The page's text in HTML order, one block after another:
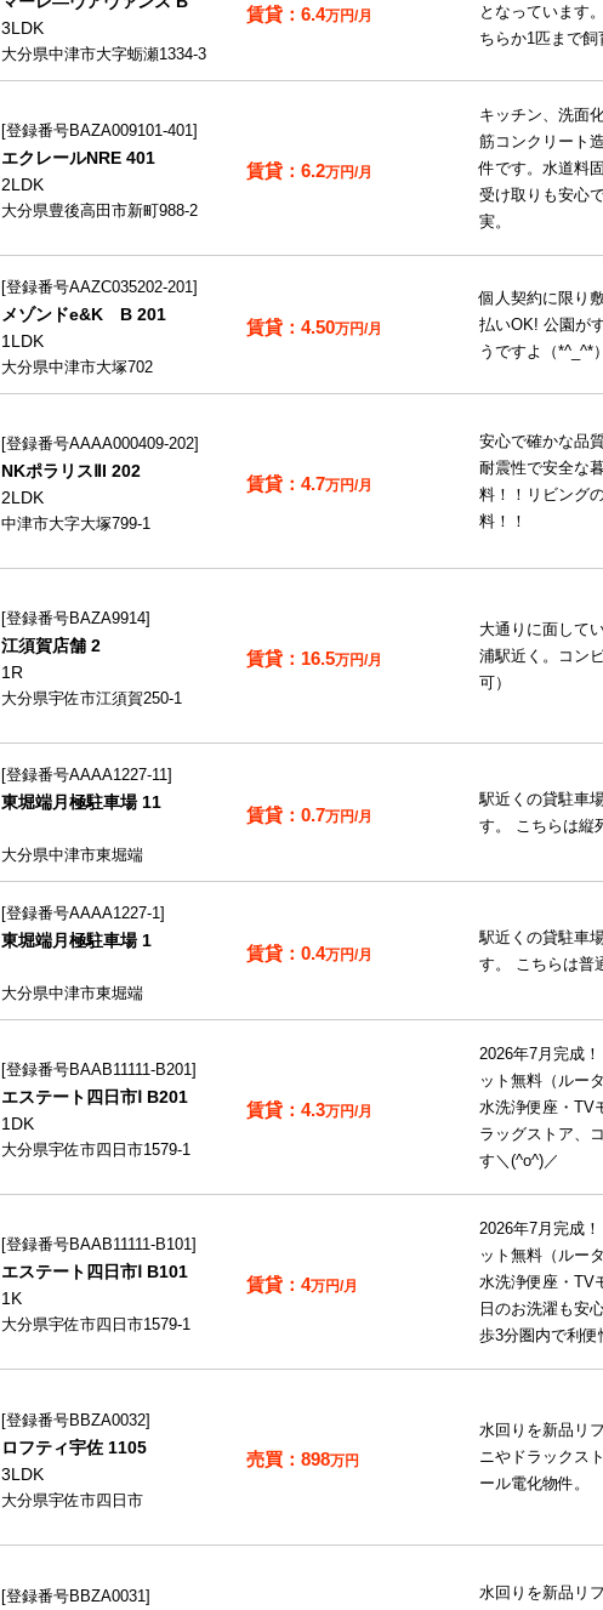
3LDK
大分県中津市大字蛎瀬1334-3
6.4万円/月
となっています
ちらか1匹まで
登録番号BAZA009101-401
エクレールNRE 401
2LDK
大分県豊後高田市新町988-2
6.2万円/月
キッチン、洗面
筋コンクリート
件です。水道料
受け取りも安心
実。
登録番号AAZC035202-201
メゾンドe&K B 201
1LDK
大分県中津市大塚702
4.50万円/月
個人契約に限り
払いOK! 公園が
うですよ（*^_^*
登録番号AAAA000409-202
NKポラリスⅡI 202
2LDK
中津市大字大塚799-1
4.7万円/月
安心で確かな品
耐震性で安全な
料！！リビング
料！！
登録番号BAZA9914
江須賀店舗 2
1R
大分県宇佐市江須賀250-1
16.5万円/月
大通りに面して
浦駅近く。コン
可）
登録番号AAAA1227-11
東堀端月極駐車場 11
大分県中津市東堀端
0.7万円/月
駅近くの貸駐車
す。 こちらは縦
登録番号AAAA1227-1
東堀端月極駐車場 1
大分県中津市東堀端
0.4万円/月
駅近くの貸駐車
す。 こちらは普
登録番号BAAB11111-B201
エステート四日市Ⅰ B201
1DK
大分県宇佐市四日市1579-1
4.3万円/月
2026年7月完成
ット無料（ルー
水洗浄便座・TV
ラッグストア、
す＼(^o^)／
登録番号BAAB11111-B101
エステート四日市Ⅰ B101
1K
大分県宇佐市四日市1579-1
4万円/月
2026年7月完成
ット無料（ルー
水洗浄便座・TV
日のお洗濯も安
歩3分圏内で利便
登録番号BBZA0032
ロフティ宇佐 1105
3LDK
大分県宇佐市四日市
898万円
水回りを新品リ
ニやドラックス
ール電化物件。
登録番号BBZA0031
水回りを新品リ